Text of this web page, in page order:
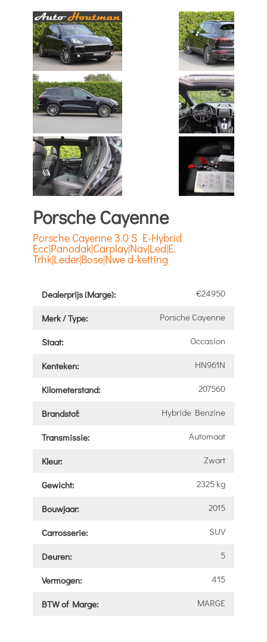
Porsche Cayenne
Porsche Cayenne 3.0 S E-Hybrid
Ecc|Panodak|Carplay|Nav|Led|E.
Trhk|Leder|Bose|Nwe d-ketting
Dealerprijs (Marge): €24950
Merk / Type: Porsche Cayenne
Staat: Occasion
Kenteken: HN961N
Kilometerstand: 207560
Brandstof: Hybride Benzine
Transmissie: Automaat
Kleur: Zwart
Gewicht: 2325 kg
Bouwjaar: 2015
Carrosserie: SUV
Deuren: 5
Vermogen: 415
BTW of Marge: MARGE